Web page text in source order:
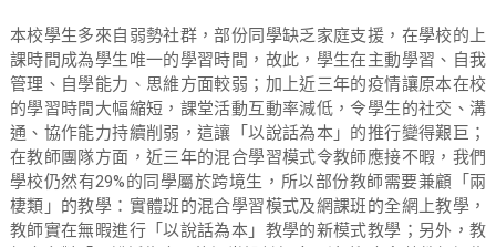
l
I
m
p
r
o
v
e
本校學生多來自弱勢社群，部份同學缺乏家庭支援，在學校的上
課時間成為學生唯一的學習時間，故此，學生在主動學習、自我
管理、自學能力、思維方面較弱；加上近三年的疫情讓原本在校
的學習時間大幅縮短，課堂活動互動率減低，令學生的社交、溝
通、協作能力持續削弱，這讓「以說話為本」的推行變得艱巨；
在教師團隊方面，近三年的混合學習模式令教師應接不暇，我們
學校仍然有29%的同學屬於跨境生，所以部份教師需要兼顧「兩
棲類」的教學：實體班的混合學習模式及網課班的全網上教學，
教師實在無暇進行「以說話為本」教學的新模式教學；另外，教